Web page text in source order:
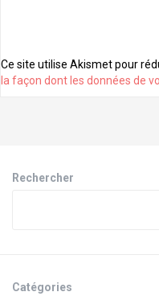
Ce site utilise Akismet pour
la façon dont les données de
Rechercher
Catégories